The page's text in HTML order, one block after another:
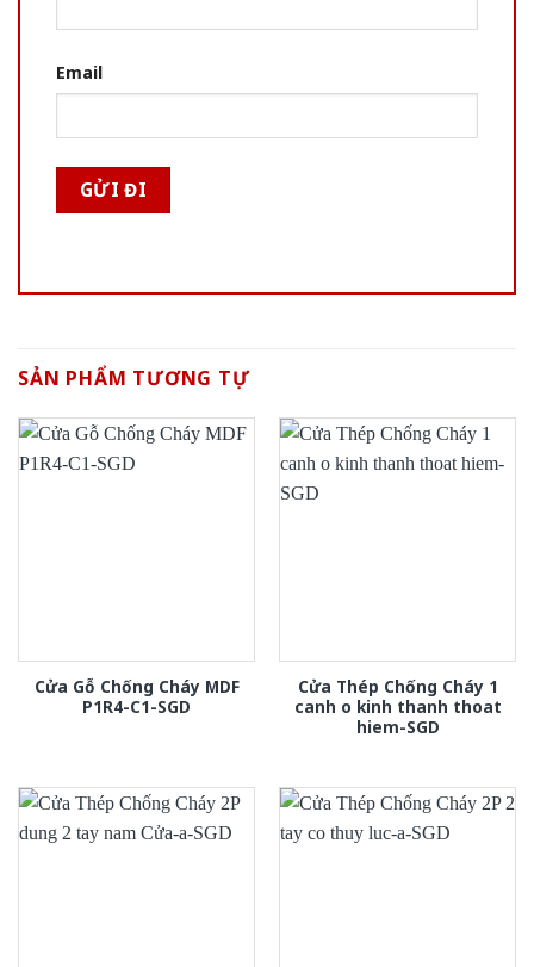
Email
SẢN PHẨM TƯƠNG TỰ
Cửa Gỗ Chống Cháy MDF
P1R4-C1-SGD
Cửa Thép Chống Cháy 1
canh o kinh thanh thoat
hiem-SGD